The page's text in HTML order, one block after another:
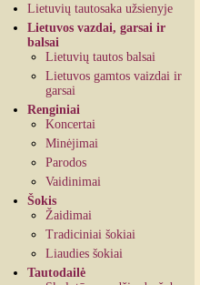
Lietuvių tautosaka užsienyje
Lietuvos vazdai, garsai ir
balsai
Lietuvių tautos balsai
Lietuvos gamtos vaizdai ir
garsai
Renginiai
Koncertai
Minėjimai
Parodos
Vaidinimai
Šokis
Žaidimai
Tradiciniai šokiai
Liaudies šokiai
Tautodailė